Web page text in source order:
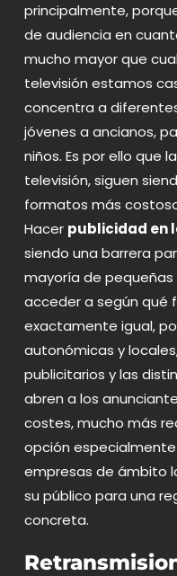
principalmente,
de audiencia en
mucho mayor que
televisión estamos
concentra a
jóvenes a ancianos,
niños. Es por ello que
televisión, siguen
formatos más
Hacer publicidad en
siendo una barrera
mayoría de
acceder a según qué
exactamente igual,
autonómicas y
publicitarios y las
abren a los
costes, mucho más
opción
empresas de ámbito
su público para una
concreta.